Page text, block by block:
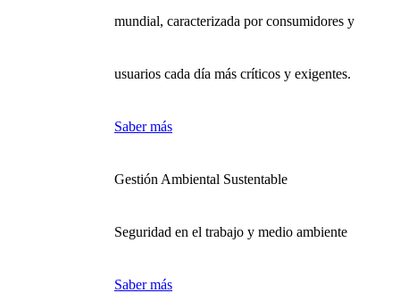
mundial, caracterizada por consumidores y
usuarios cada día más críticos y exigentes.
Saber más
Gestión Ambiental Sustentable
Seguridad en el trabajo y medio ambiente
Saber más